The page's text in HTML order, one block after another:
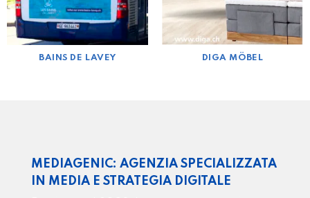
BAINS DE LAVEY DIGA MÖBEL
MEDIAGENIC: AGENZIA SPECIALIZZATA
IN MEDIA E STRATEGIA DIGITALE